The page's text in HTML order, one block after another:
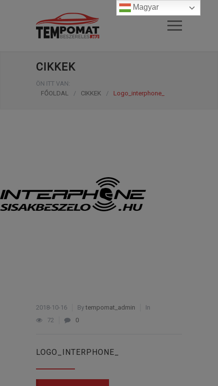
CIKKEK
ÖN ITT VAN:
FŐOLDAL
/ CIKKEK / Logo_interphone_
2018-10-16 Bytempomat_admin
In
72
0
LOGO_INTERPHONE_
Magyar